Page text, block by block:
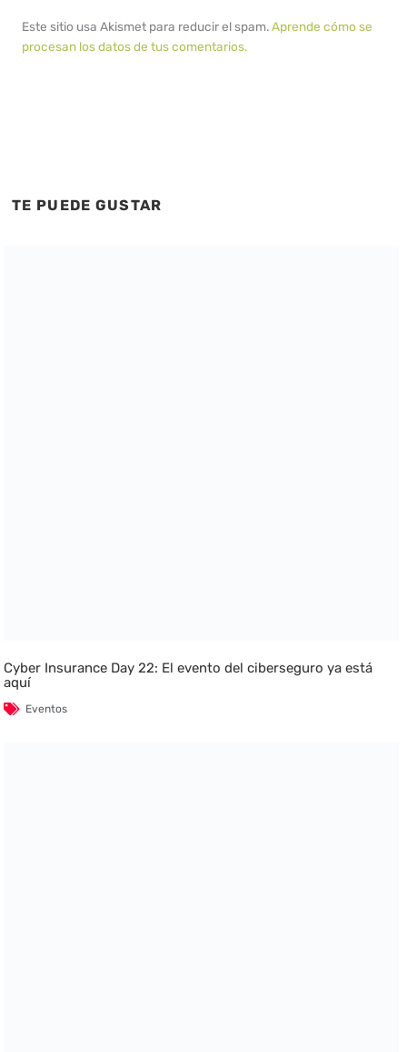
Este sitio usa Akismet para reducir el spam.Aprende cómo se
procesan los datos de tus comentarios.
TE PUEDE GUSTAR
Cyber Insurance Day 22: El evento del ciberseguro ya está
aquí
Eventos